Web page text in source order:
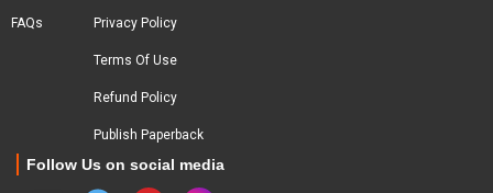
FAQs Privacy Policy
Terms Of Use
Refund Policy
Publish Paperback
Follow Us on social media